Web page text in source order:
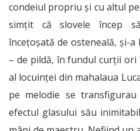
condeiul propriu și cu altul
simțit că slovele încep
încețoșată de osteneală, și-
– de pildă, în fundul curții ori
al locuinței din mahalaua
pe melodie se
efectul glasului său